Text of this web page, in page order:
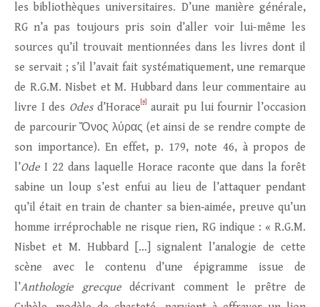
les bibliothèques universitaires. D’une manière générale,
RG n’a pas toujours pris soin d’aller voir lui-même les
sources qu’il trouvait mentionnées dans les livres dont il
se servait ; s’il l’avait fait systématiquement, une remarque
de R.G.M. Nisbet et M. Hubbard dans leur commentaire au
livre I des Odesd’Horace[8] aurait pu lui fournir l’occasion
de parcourir Ὄνος λύρας (et ainsi de se rendre compte de
son importance). En effet, p. 179, note 46, à propos de
l’Ode I 22 dans laquelle Horace raconte que dans la forêt
sabine un loup s’est enfui au lieu de l’attaquer pendant
qu’il était en train de chanter sa bien‑aimée, preuve qu’un
homme irréprochable ne risque rien, RG indique : « R.G.M.
Nisbet et M. Hubbard […] signalent l’analogie de cette
scène avec le contenu d’une épigramme issue de
l’Anthologie grecquedécrivant comment le prêtre de